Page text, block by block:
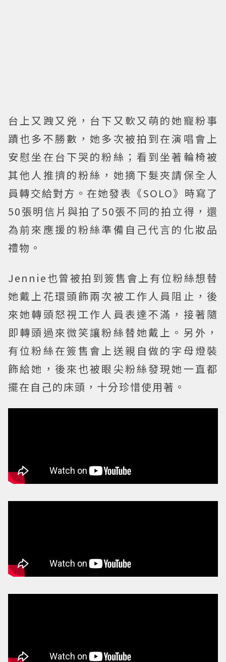
台上又跩又兇，台下又軟又萌的她寵粉事
蹟也多不勝數，她多次被拍到在演唱會上
安慰坐在台下哭的粉絲；看到坐著輪椅被
其他人推擠的粉絲，她摘下髮夾請保全人
員轉交給對方。在她發表《SOLO》時寫了
50張明信片與拍了50張不同的拍立得，還
為前來應援的粉絲準備自己代言的化妝品
禮物。
Jennie也曾被拍到簽售會上有位粉絲想替
她戴上花環頭飾兩次被工作人員阻止，後
來她轉頭怒視工作人員表達不滿，接著隨
即轉頭過來微笑讓粉絲替她戴上。另外，
有位粉絲在簽售會上送親自做的字母燈裝
飾給她，後來也被眼尖粉絲發現她一直都
擺在自己的床頭，十分珍惜使用著。